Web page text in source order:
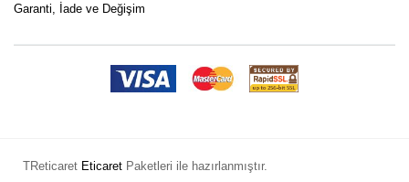
Garanti, İade ve Değişim
TReticaret Eticaret Paketleri ile hazırlanmıştır.